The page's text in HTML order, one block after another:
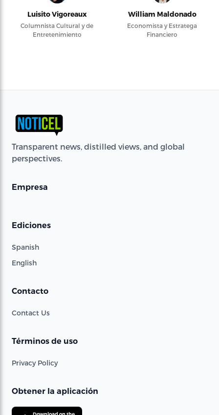
Luisito Vigoreaux
Columnista Cultural y de
Entretenimiento
William Maldonado
Economista y Estratega
Financiero
Transparent news, distilled views, and global
perspectives.
Empresa
Ediciones
Spanish
English
Contacto
Contact Us
Términos de uso
Privacy Policy
Obtener la aplicación